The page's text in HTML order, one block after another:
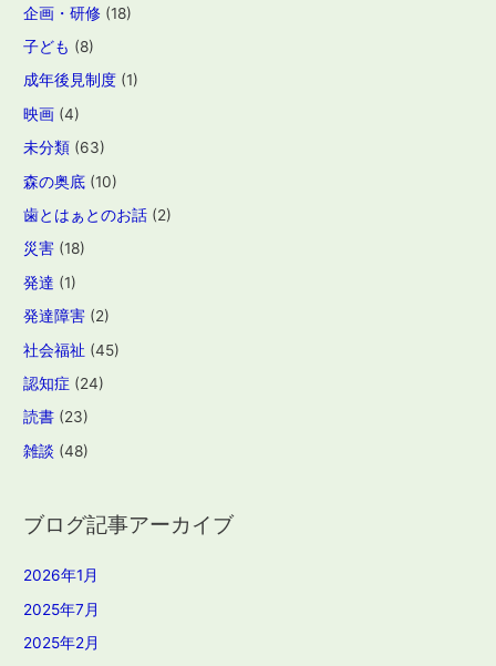
企画・研修 (18)
子ども (8)
成年後見制度 (1)
映画 (4)
未分類 (63)
森の奥底 (10)
歯とはぁとのお話 (2)
災害 (18)
発達 (1)
発達障害 (2)
社会福祉 (45)
認知症 (24)
読書 (23)
雑談 (48)
ブログ記事アーカイブ
2026年1月
2025年7月
2025年2月